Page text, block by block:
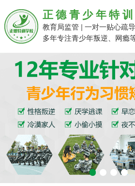
正德青少年特
教育局监管 | 一对一贴心疏
多年专注青少年叛逆、网瘾